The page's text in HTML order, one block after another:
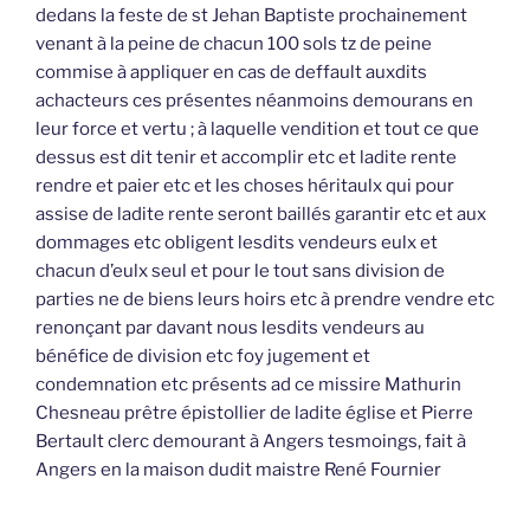
dedans la feste de st Jehan Baptiste prochainement
venant à la peine de chacun 100 sols tz de peine
commise à appliquer en cas de deffault auxdits
achacteurs ces présentes néanmoins demourans en
leur force et vertu ; à laquelle vendition et tout ce que
dessus est dit tenir et accomplir etc et ladite rente
rendre et paier etc et les choses héritaulx qui pour
assise de ladite rente seront baillés garantir etc et aux
dommages etc obligent lesdits vendeurs eulx et
chacun d’eulx seul et pour le tout sans division de
parties ne de biens leurs hoirs etc à prendre vendre etc
renonçant par davant nous lesdits vendeurs au
bénéfice de division etc foy jugement et
condemnation etc présents ad ce missire Mathurin
Chesneau prêtre épistollier de ladite église et Pierre
Bertault clerc demourant à Angers tesmoings, fait à
Angers en la maison dudit maistre René Fournier